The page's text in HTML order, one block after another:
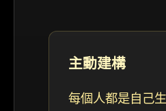
主動建構
每個人都是自己